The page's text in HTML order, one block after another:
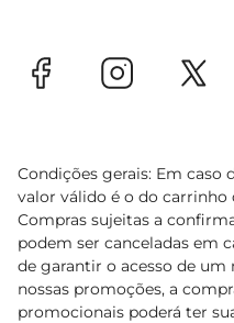
Condições gerais: Em caso
valor válido é o do carrinho
Compras sujeitas a
podem ser canceladas em
de garantir o acesso de
nossas promoções, a
promocionais poderá ter